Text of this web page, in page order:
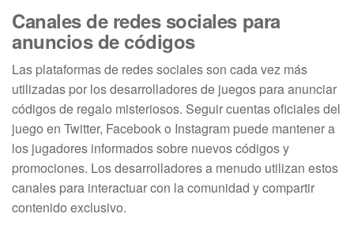
Canales de redes sociales para
anuncios de códigos
Las plataformas de redes sociales son cada vez más
utilizadas por los desarrolladores de juegos para anunciar
códigos de regalo misteriosos. Seguir cuentas oficiales del
juego en Twitter, Facebook o Instagram puede mantener a
los jugadores informados sobre nuevos códigos y
promociones. Los desarrolladores a menudo utilizan estos
canales para interactuar con la comunidad y compartir
contenido exclusivo.